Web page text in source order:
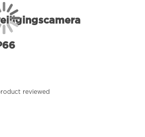
reviewed